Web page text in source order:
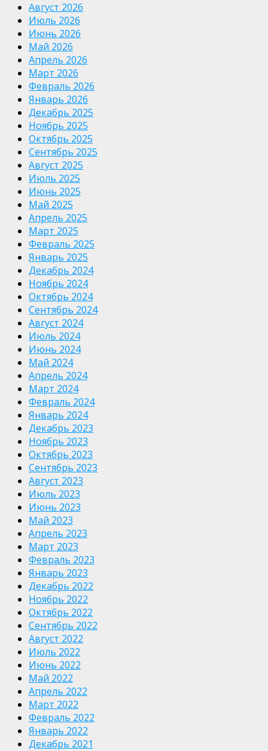
Август 2026
Июль 2026
Июнь 2026
Май 2026
Апрель 2026
Март 2026
Февраль 2026
Январь 2026
Декабрь 2025
Ноябрь 2025
Октябрь 2025
Сентябрь 2025
Август 2025
Июль 2025
Июнь 2025
Май 2025
Апрель 2025
Март 2025
Февраль 2025
Январь 2025
Декабрь 2024
Ноябрь 2024
Октябрь 2024
Сентябрь 2024
Август 2024
Июль 2024
Июнь 2024
Май 2024
Апрель 2024
Март 2024
Февраль 2024
Январь 2024
Декабрь 2023
Ноябрь 2023
Октябрь 2023
Сентябрь 2023
Август 2023
Июль 2023
Июнь 2023
Май 2023
Апрель 2023
Март 2023
Февраль 2023
Январь 2023
Декабрь 2022
Ноябрь 2022
Октябрь 2022
Сентябрь 2022
Август 2022
Июль 2022
Июнь 2022
Май 2022
Апрель 2022
Март 2022
Февраль 2022
Январь 2022
Декабрь 2021